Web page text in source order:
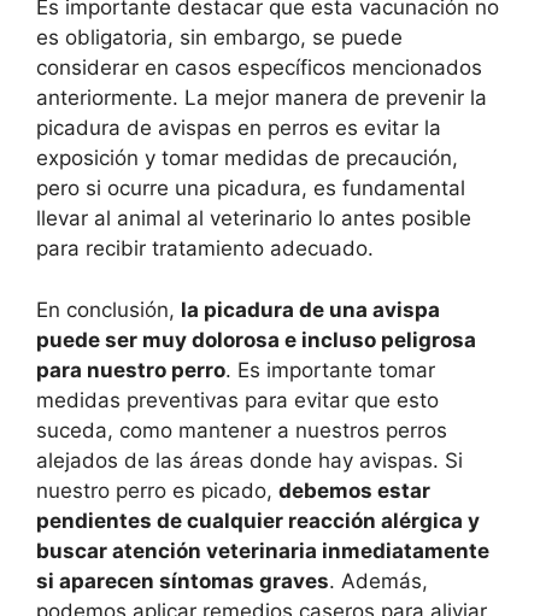
Es importante destacar que esta vacunación no
es obligatoria, sin embargo, se puede
considerar en casos específicos mencionados
anteriormente. La mejor manera de prevenir la
picadura de avispas en perros es evitar la
exposición y tomar medidas de precaución,
pero si ocurre una picadura, es fundamental
llevar al animal al veterinario lo antes posible
para recibir tratamiento adecuado.
En conclusión, la picadura de una avispa
puede ser muy dolorosa e incluso peligrosa
para nuestro perro. Es importante tomar
medidas preventivas para evitar que esto
suceda, como mantener a nuestros perros
alejados de las áreas donde hay avispas. Si
nuestro perro es picado, debemos estar
pendientes de cualquier reacción alérgica y
buscar atención veterinaria inmediatamente
si aparecen síntomas graves. Además,
podemos aplicar remedios caseros para aliviar